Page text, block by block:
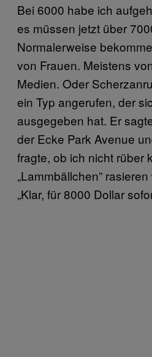
Bei 6000 habe ich
es müssen jetzt über
Normalerweise
von Frauen. Meistens
Medien. Oder
ein Typ angerufen, der
ausgegeben hat. Er
der Ecke Park Avenue
fragte, ob ich nicht rüber
„Lammbällchen”
„Klar, für 8000 Dollar